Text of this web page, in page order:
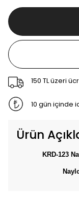
150 TL üzeri
10 gün içinde
Ürün
KRD-123